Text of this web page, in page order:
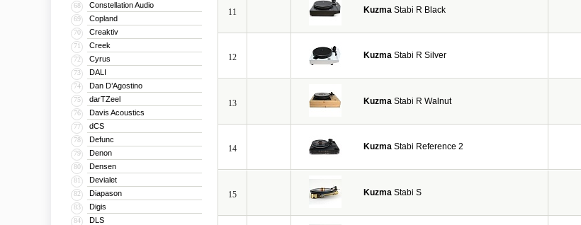
68 Constellation Audio
69 Copland
70 Creaktiv
71 Creek
72 Cyrus
73 DALI
74 Dan D’Agostino
75 darTZeel
76 Davis Acoustics
77 dCS
78 Defunc
79 Denon
80 Densen
81 Devialet
82 Diapason
83 Digis
84 DLS
11 Kuzma Stabi R Black
12 Kuzma Stabi R Silver
13 Kuzma Stabi R Walnut
14 Kuzma Stabi Reference 2
15 Kuzma Stabi S